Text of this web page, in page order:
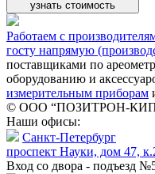
узнать стоимость
Работаем с
госту напрямую
поставщиками по
оборудованию и
измерительным приборам
© ООО “ПОЗИТРОН-
Наши офисы:
Санкт-Петербург
проспект Науки, дом 47,
Вход со двора - подъезд